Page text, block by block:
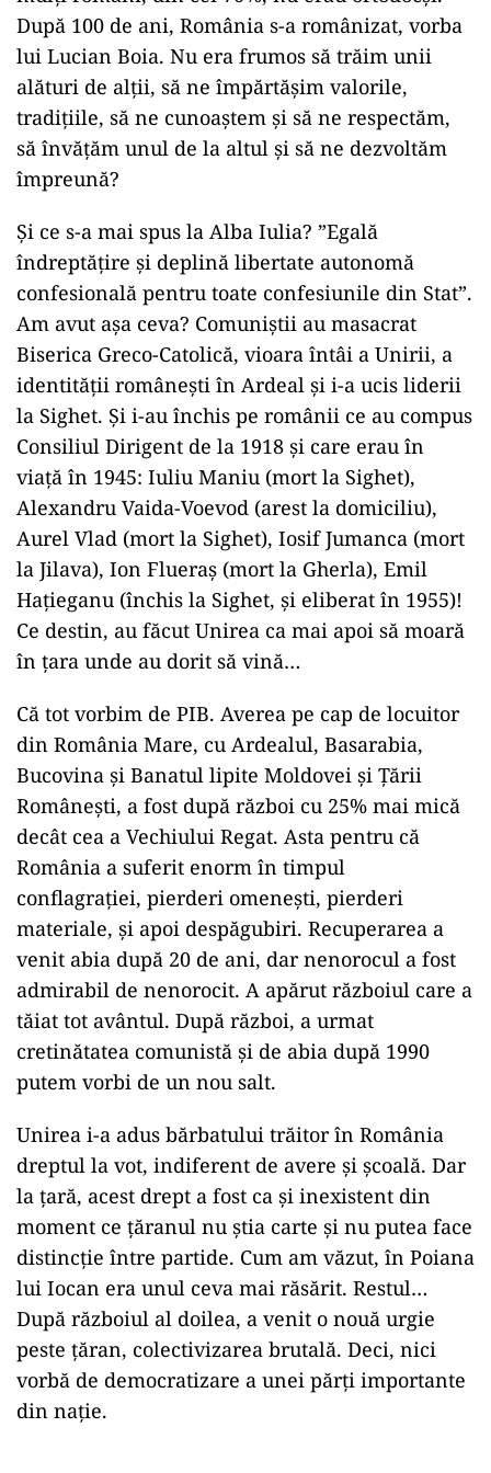
După 100 de ani, România s-a românizat, vorba
lui Lucian Boia. Nu era frumos să trăim unii
alături de alții, să ne împărtășim valorile,
tradițiile, să ne cunoaștem și să ne respectăm,
să învățăm unul de la altul și să ne dezvoltăm
împreună?
Și ce s-a mai spus la Alba Iulia? ”Egală
îndreptățire și deplină libertate autonomă
confesională pentru toate confesiunile din Stat”.
Am avut așa ceva? Comuniștii au masacrat
Biserica Greco-Catolică, vioara întâi a Unirii, a
identității românești în Ardeal și i-a ucis liderii
la Sighet. Și i-au închis pe românii ce au compus
Consiliul Dirigent de la 1918 și care erau în
viață în 1945: Iuliu Maniu (mort la Sighet),
Alexandru Vaida-Voevod (arest la domiciliu),
Aurel Vlad (mort la Sighet), Iosif Jumanca (mort
la Jilava), Ion Flueraș (mort la Gherla), Emil
Hațieganu (închis la Sighet, și eliberat în 1955)!
Ce destin, au făcut Unirea ca mai apoi să moară
în țara unde au dorit să vină…
Că tot vorbim de PIB. Averea pe cap de locuitor
din România Mare, cu Ardealul, Basarabia,
Bucovina și Banatul lipite Moldovei și Țării
Românești, a fost după război cu 25% mai mică
decât cea a Vechiului Regat. Asta pentru că
România a suferit enorm în timpul
conflagrației, pierderi omenești, pierderi
materiale, și apoi despăgubiri. Recuperarea a
venit abia după 20 de ani, dar nenorocul a fost
admirabil de nenorocit. A apărut războiul care a
tăiat tot avântul. După război, a urmat
cretinătatea comunistă și de abia după 1990
putem vorbi de un nou salt.
Unirea i-a adus bărbatului trăitor în România
dreptul la vot, indiferent de avere și școală. Dar
la țară, acest drept a fost ca și inexistent din
moment ce țăranul nu știa carte și nu putea face
distincție între partide. Cum am văzut, în Poiana
lui Iocan era unul ceva mai răsărit. Restul…
După războiul al doilea, a venit o nouă urgie
peste țăran, colectivizarea brutală. Deci, nici
vorbă de democratizare a unei părți importante
din nație.